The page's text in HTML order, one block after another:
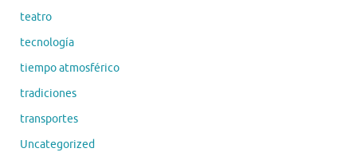
teatro
tecnología
tiempo atmosférico
tradiciones
transportes
Uncategorized